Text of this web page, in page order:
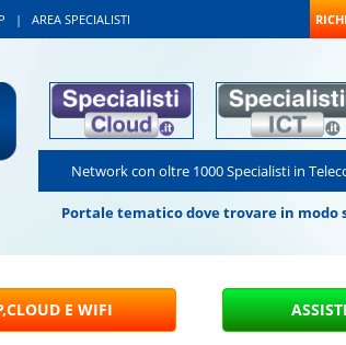
| AREA SPECIALISTI
Network con oltre 1000 Specialisti in
Portale tematico dove trovare in modo